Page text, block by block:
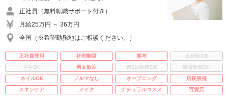
正社員（無料転職サポート付き）
月給25万円 ～ 36万円
全国（※希望勤務地はご相談ください。）
正社員登用 社割制度 賞与
未経験OK
学生OK
男女歓迎 週3日勤務OK
時短勤務OK
ネイルOK
ノルマなし オープニング
店長候補
スキンケア
メイク ナチュラルコスメ 百貨店